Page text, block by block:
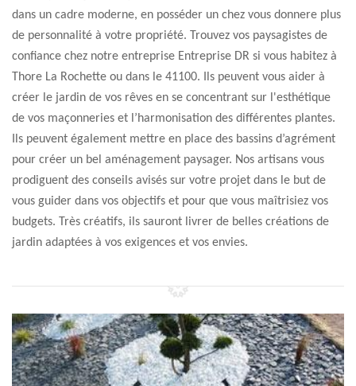
dans un cadre moderne, en posséder un chez vous donnere plus
de personnalité à votre propriété. Trouvez vos paysagistes de
confiance chez notre entreprise Entreprise DR si vous habitez à
Thore La Rochette ou dans le 41100. Ils peuvent vous aider à
créer le jardin de vos rêves en se concentrant sur l'esthétique
de vos maçonneries et l’harmonisation des différentes plantes.
Ils peuvent également mettre en place des bassins d’agrément
pour créer un bel aménagement paysager. Nos artisans vous
prodiguent des conseils avisés sur votre projet dans le but de
vous guider dans vos objectifs et pour que vous maîtrisiez vos
budgets. Très créatifs, ils sauront livrer de belles créations de
jardin adaptées à vos exigences et vos envies.